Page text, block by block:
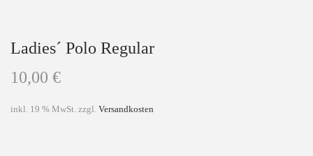
Ladies´ Polo Regular
10,00 €
inkl. 19 % MwSt. zzgl. Versandkosten